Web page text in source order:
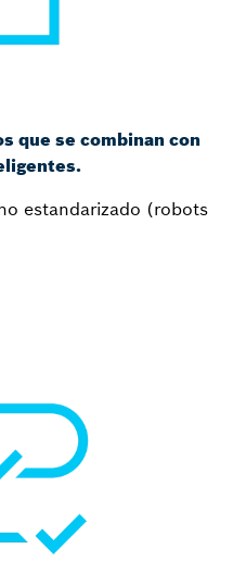
que se combinan con
estandarizado (robots